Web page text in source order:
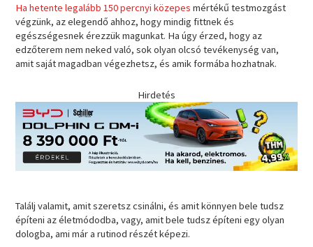
Ha hetente legalább 150 percnyi közepes mértékű testmozgást
végzünk, az elegendő ahhoz, hogy mindig fittnek és
egészségesnek érezzük magunkat. Ha úgy érzed, hogy az
edzőterem nem neked való, sok olyan olcsó tevékenység van,
amit saját magadban végezhetsz, és amik formába hozhatnak.
Hirdetés
Találj valamit, amit szeretsz csinálni, és amit könnyen bele tudsz
építeni az életmódodba, vagy, amit bele tudsz építeni egy olyan
dologba, ami már a rutinod részét képezi.